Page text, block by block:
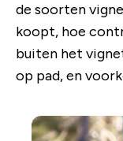
de soorten
koopt, hoe
buiten het
op pad, en